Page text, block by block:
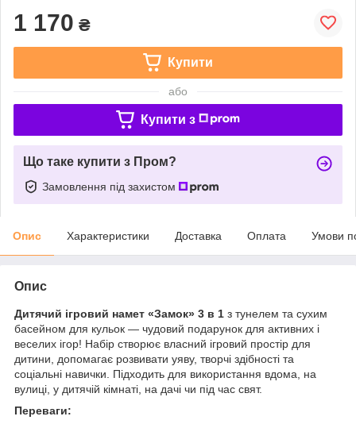
1 170 ₴
Купити
або
Купити з
Що таке купити з Пром?
Замовлення під захистом
Опис Характеристики Доставка Оплата Умови
Опис
Дитячий ігровий намет «Замок» 3 в 1 з тунелем та сухим
басейном для кульок — чудовий подарунок для активних і
веселих ігор! Набір створює власний ігровий простір для
дитини, допомагає розвивати уяву, творчі здібності та
соціальні навички. Підходить для використання вдома, на
вулиці, у дитячій кімнаті, на дачі чи під час свят.
Переваги: